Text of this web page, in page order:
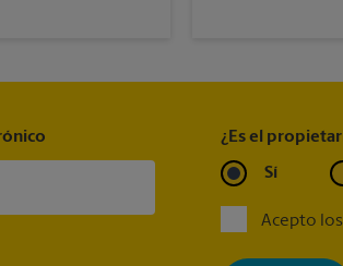
¿Es el
Sí
Acepto
Al registrarse,